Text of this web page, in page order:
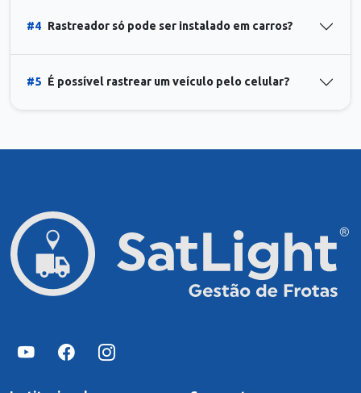
#4 Rastreador só pode ser instalado em carros?
#5 É possível rastrear um veículo pelo celular?